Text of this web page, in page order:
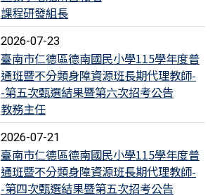
課程研發組長
2026-07-23
臺南市仁德區德南國民小學115學年度普
通班暨不分類身障資源班長期代理教師-
-第五次甄選結果暨第六次招考公告
教務主任
2026-07-21
臺南市仁德區德南國民小學115學年度普
通班暨不分類身障資源班長期代理教師-
-第四次甄選結果暨第五次招考公告